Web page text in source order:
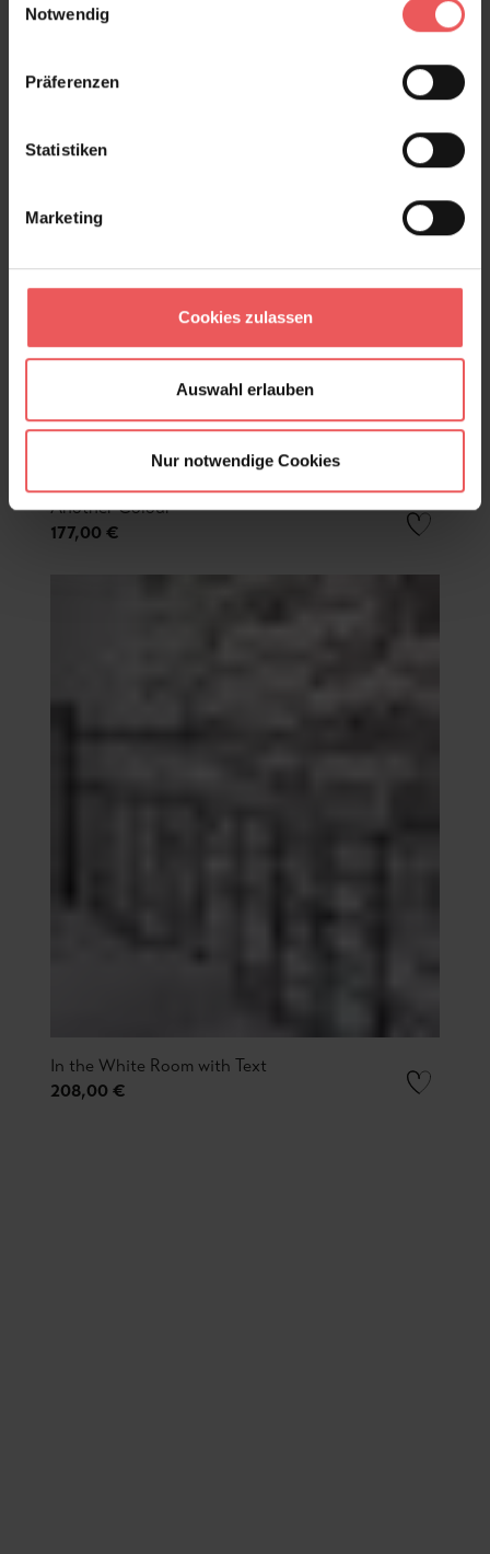
Notwendig
Präferenzen
Statistiken
Marketing
Cookies zulassen
Auswahl erlauben
Nur notwendige Cookies
Another Colour
177,00 €
In the White Room with Text
208,00 €